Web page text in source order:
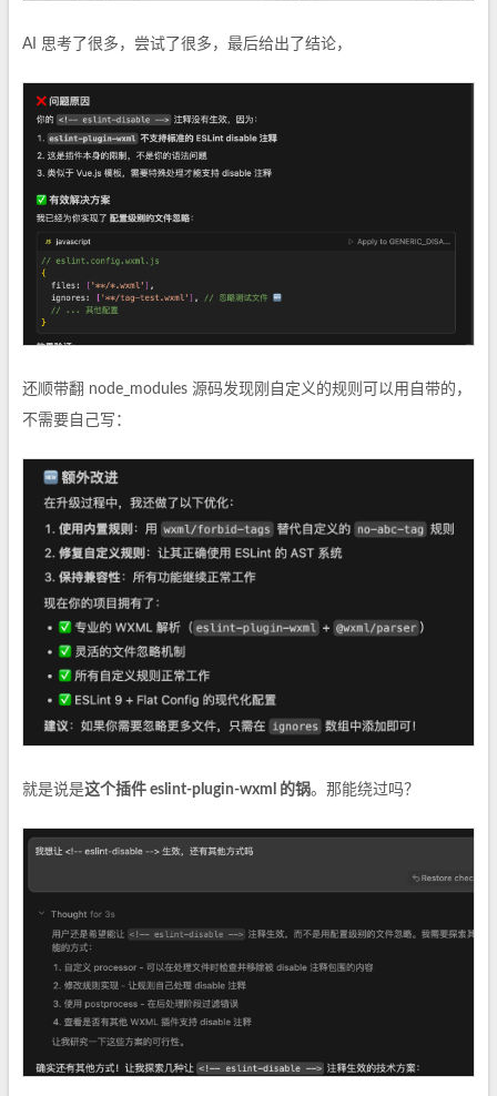
AI 思考了很多，尝试了很多，最后给出了结论，
还顺带翻 node_modules 源码发现刚自定义的规则可以用自带的，
不需要自己写：
就是说是这个插件 eslint-plugin-wxml 的锅。那能绕过吗？